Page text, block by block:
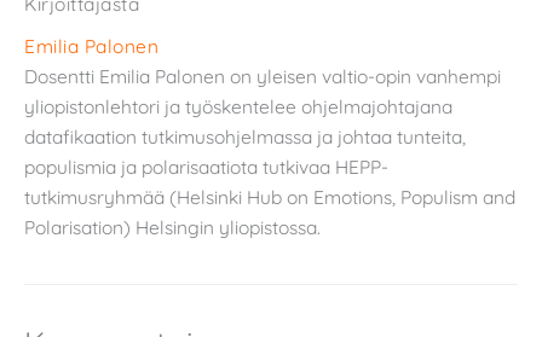
Emilia Palonen
Dosentti Emilia Palonen on yleisen valtio-opin vanhempi
yliopistonlehtori ja työskentelee ohjelmajohtajana
datafikaation tutkimusohjelmassa ja johtaa tunteita,
populismia ja polarisaatiota tutkivaa HEPP-
tutkimusryhmää (Helsinki Hub on Emotions, Populism and
Polarisation) Helsingin yliopistossa.